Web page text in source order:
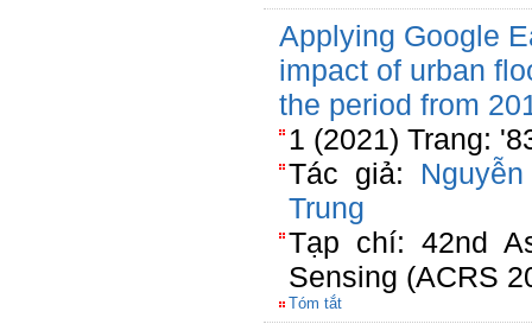
Applying Google
impact of urban
the period from
1 (2021) Trang:
Tác giả:
Trung
Tạp chí: 42nd
Sensing (ACRS
Tóm tắt